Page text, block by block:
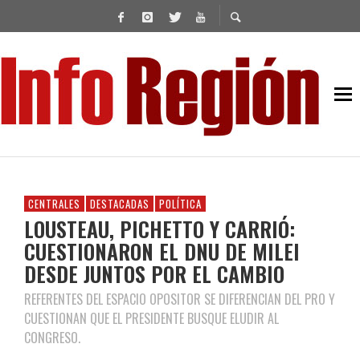
CENTRALES DESTACADAS POLÍTICA
LOUSTEAU, PICHETTO Y CARRIÓ:
CUESTIONARON EL DNU DE MILEI
DESDE JUNTOS POR EL CAMBIO
REFERENTES DEL ESPACIO OPOSITOR SE DIFERENCIAN DEL PRO Y
CUESTIONAN QUE EL PRESIDENTE BUSQUE ELUDIR AL
CONGRESO.